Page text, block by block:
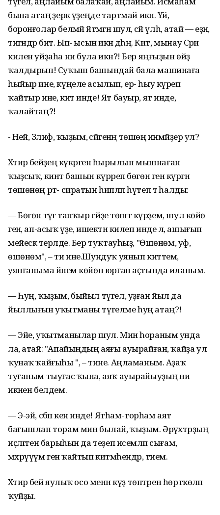
бына атаң әҙерәк үҙеңде тартмай икән. Үәәәәй,
боронғолар белмәй әйтмәгән шул, әсәй үлһә, атай — еҙнә,
тигәндәр бит. Ып- ысын икән дәһәң. Кит, мынау Сәриә
килен уйҙаһа ни була икән?! Бер яңғыҙын өйҙә
ҡалдырып! Суҡыш башындай бала машинаға
һыйыр ине, күңеле асылып, ер- һыу күреп
ҡайтыр ине, кит инде! Ят бауыр, ят инде,
ҡалайтаң?!
- Ней, Зәлифә, ҡыҙым, әсәйгенәң төшөңә инмәйҙер ул?
Хәтирә әбейҙең күкрәгенә һырылып мышнаған
ҡыҙсыҡ, кинәт башын күрәреп бөгөн генә күргән
төшөнөң рәт- сиратын һипләп һүтеп тә һалды:
— Бөгөн тәүгә тапҡыр әсәйҙе төштә күрҙем, шул көйө
генә, ап-асыҡ үҙе, ишектән килеп инде лә, ашығып
мейескә терәлде. Бер туҡтауһыҙ, "Өшөнөм, уф,
өшөнөм", – ти ине.Шундуҡ уянып киттем,
уянғаныма йәнем көйөп юрған аҫтында иланым.
— Һуң, ҡыҙым, быйыл түгел, уҙған йыл да
йыллығын уҡытманы түгелме һуң атаң?!
— Эйе, уҡытманылар шул. Мин һораным унда
ла, атай: "Апайыңдың аяғы ауырайған, ҡайҙа ул
ҡунаҡ ҡайғыһы ", – тине. Аңламаным. Аҙаҡ
туғаным тыуғас ҡына, аяҡ ауырайыуҙың ни
икәнен белдем.
— Э-эй, сәбәп кенә инде! Ятһам-торһам аят
бағышлап торам мин былай, ҡыҙым. Әрүәхтәрҙың
иҫләгәген барыһын да теҙеп исемләп сығам,
мәхрүүүм генә ҡайтып китмәһендәр, тием.
Хәтирә әбей яулыҡ осо менән күҙ төптәрен һөрткөләп
ҡуйҙы.